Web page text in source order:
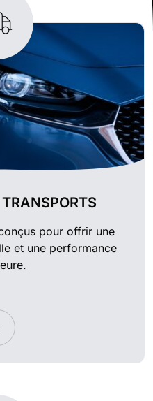
pour offrir une
et une performance